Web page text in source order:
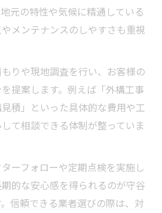
元の特性や気候に精通している
メンテナンスのしやすさも重視
りや現地調査を行い、お客様の
提案します。例えば「外構工事
積」といった具体的な費用や工
て相談できる体制が整っていま
ーフォローや定期点検を実施し
的な安心感を得られるのが守谷
信頼できる業者選びの際は、対